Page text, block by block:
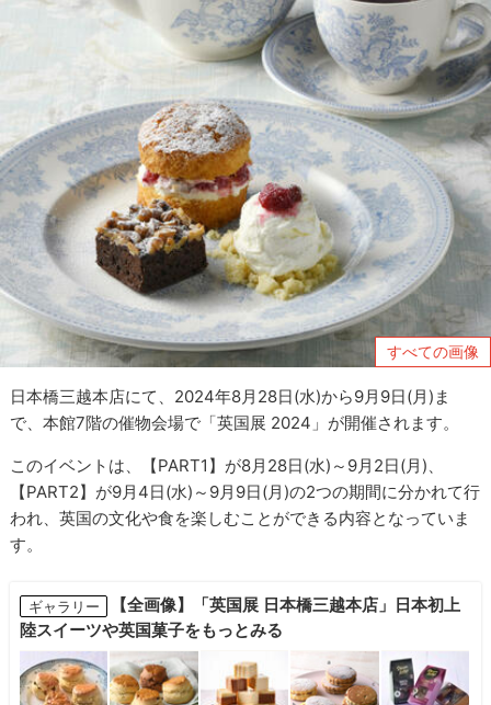
すべての画像
日本橋三越本店にて、2024年8月28日(水)から9月9日(月)ま
で、本館7階の催物会場で「英国展 2024」が開催されます。
このイベントは、【PART1】が8月28日(水)～9月2日(月)、
【PART2】が9月4日(水)～9月9日(月)の2つの期間に分かれて行
われ、英国の文化や食を楽しむことができる内容となっていま
す。
ギャラリー
【全画像】「英国展 日本橋三越本店」日本初上
陸スイーツや英国菓子をもっとみる